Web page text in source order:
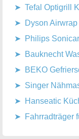
Tefal Optigrill
Dyson Airwrap
Philips
Bauknecht
BEKO
Singer
Hanseatic
Fahrradträger